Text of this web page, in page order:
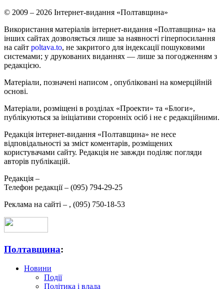
© 2009 – 2026 Інтернет-видання «Полтавщина»
Використання матеріалів інтернет-видання «Полтавщина» на
інших сайтах дозволяється лише за наявності гіперпосилання
на сайт poltava.to, не закритого для індексації пошуковими
системами; у друкованих виданнях — лише за погодженням з
редакцією.
Матеріали, позначені написом , опубліковані на комерційній
основі.
Матеріали, розміщені в розділах «Проекти» та «Блоги»,
публікуються за ініціативи сторонніх осіб і не є редакційними.
Редакція інтернет-видання «Полтавщина» не несе
відповідальності за зміст коментарів, розміщених
користувачами сайту. Редакція не завжди поділяє погляди
авторів публікацій.
Редакція –
Телефон редакції – (095) 794-29-25
Реклама на сайті – , (095) 750-18-53
Полтавщина:
Новини
Події
Політика і влада